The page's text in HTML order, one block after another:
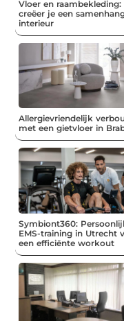
Vloer en raambekleding:
creëer je een
interieur
Allergievriendelijk
met een gietvloer in
Symbiont360:
EMS-training in Utrecht
een efficiënte workout